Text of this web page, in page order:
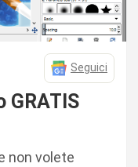
Seguici
GRATIS
non volete